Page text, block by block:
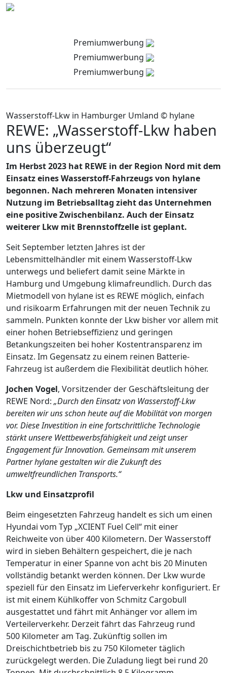
Premiumwerbung
Premiumwerbung
Premiumwerbung
Wasserstoff-Lkw in Hamburger Umland © hylane
REWE: „Wasserstoff-Lkw haben
uns überzeugt“
Im Herbst 2023 hat REWE in der Region Nord mit dem
Einsatz eines Wasserstoff-Fahrzeugs von hylane
begonnen. Nach mehreren Monaten intensiver
Nutzung im Betriebsalltag zieht das Unternehmen
eine positive Zwischenbilanz. Auch der Einsatz
weiterer Lkw mit Brennstoffzelle ist geplant.
Seit September letzten Jahres ist der
Lebensmittelhändler mit einem Wasserstoff-Lkw
unterwegs und beliefert damit seine Märkte in
Hamburg und Umgebung klimafreundlich. Durch das
Mietmodell von hylane ist es REWE möglich, einfach
und risikoarm Erfahrungen mit der neuen Technik zu
sammeln. Punkten konnte der Lkw bisher vor allem mit
einer hohen Betriebseffizienz und geringen
Betankungszeiten bei hoher Kostentransparenz im
Einsatz. Im Gegensatz zu einem reinen Batterie-
Fahrzeug ist außerdem die Flexibilität deutlich höher.
Jochen Vogel, Vorsitzender der Geschäftsleitung der
REWE Nord: „Durch den Einsatz von Wasserstoff-Lkw
bereiten wir uns schon heute auf die Mobilität von morgen
vor. Diese Investition in eine fortschrittliche Technologie
stärkt unsere Wettbewerbsfähigkeit und zeigt unser
Engagement für Innovation. Gemeinsam mit unserem
Partner hylane gestalten wir die Zukunft des
umweltfreundlichen Transports.“
Lkw und Einsatzprofil
Beim eingesetzten Fahrzeug handelt es sich um einen
Hyundai vom Typ „XCIENT Fuel Cell“ mit einer
Reichweite von über 400 Kilometern. Der Wasserstoff
wird in sieben Behältern gespeichert, die je nach
Temperatur in einer Spanne von acht bis 20 Minuten
vollständig betankt werden können. Der Lkw wurde
speziell für den Einsatz im Lieferverkehr konfiguriert. Er
ist mit einem Kühlkoffer von Schmitz Cargobull
ausgestattet und fährt mit Anhänger vor allem im
Verteilerverkehr. Derzeit fährt das Fahrzeug rund
500 Kilometer am Tag. Zukünftig sollen im
Dreischichtbetrieb bis zu 750 Kilometer täglich
zurückgelegt werden. Die Zuladung liegt bei rund 20